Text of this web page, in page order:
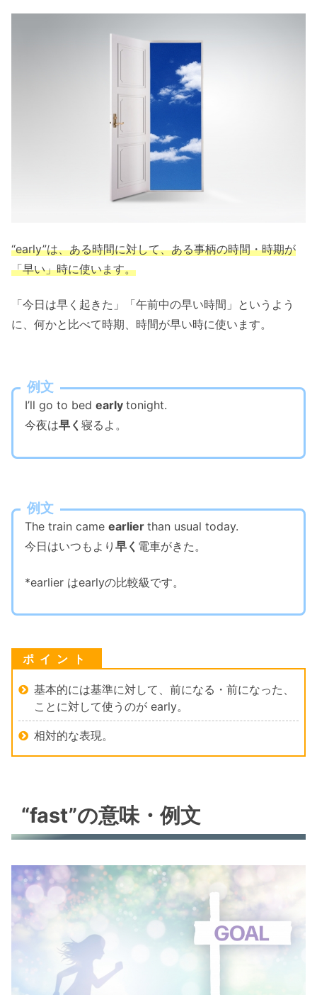
“early”は、ある時間に対して、ある事柄の時間・時期が
「早い」時に使います。
「今日は早く起きた」「午前中の早い時間」というよう
に、 何かと比べて時期、時間が早い時に使います。
例文
I’ll go to bed early tonight.
今夜は早く 寝るよ。
例文
The train came earlier than usual today.
今日はいつもより 早く 電車がきた。
*earlier はearlyの比較級です。
基本的には基準に対して、前になる・前になった、
ことに対して使うのが early。
相対的な表現。
“fast”の意味・例文